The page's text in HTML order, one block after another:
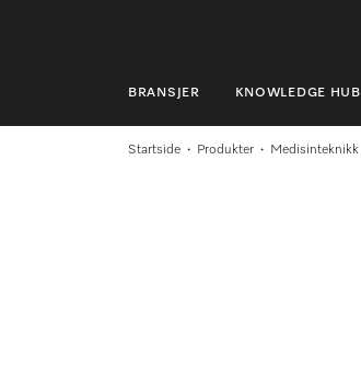
BRANSJER KNOWLEDGE HUB
BRANSJER
Startside Produkter Medisinteknikk